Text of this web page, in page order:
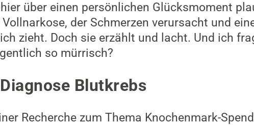
über einen persönlichen Glücksmoment
der Schmerzen verursacht und
zieht. Doch sie erzählt und lacht. Und ich
so mürrisch?
Blutkrebs
Recherche zum Thema Knochenmark-